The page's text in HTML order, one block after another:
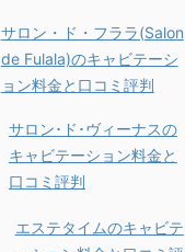
サロン・ド・フララ(Salon
de Fulala)のキャビテーシ
ョン料金と口コミ評判
サロン･ド･ヴィーナスの
キャビテーション料金と
口コミ評判
エステタイムのキャビテ